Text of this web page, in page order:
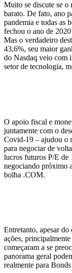
Muito se discute se o
barato. De fato, ano
pandemia e todas as
fechou o ano de
Mas o verdadeiro
43,6%, seu maior
do Nasdaq veio com
setor de tecnologia,
O apoio fiscal e
juntamente com o
Covid-19 – ajudou o
para negociar de
lucros futuros P/E de
negociando próximo
bolha .COM.
Entretanto, apesar
ações,
começaram a se
panorama geral
realmente para